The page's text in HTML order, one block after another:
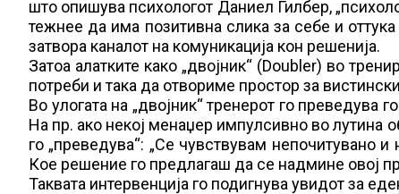
што опишува психологот Даниел Гилбер,
тежнее да има позитивна слика за себе и
затвора каналот на комуникација кон решенија.
Затоа алатките како „двојник“ (Doubler) во
потреби и така да отвориме простор за
Во улогата на „двојник“ тренерот го преведува
На пр. ако некој менаџер импулсивно во лутина
го „преведува“: „Се чувствувам непочитувано
Кое решение го предлагаш да се надмине овој
Таквата интервенција го подигнува увидот за